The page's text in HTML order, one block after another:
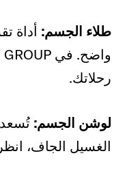
طلاء الجسم: أداة
رحلاتك.
لوشن الجسم:
الغسيل الجاف،